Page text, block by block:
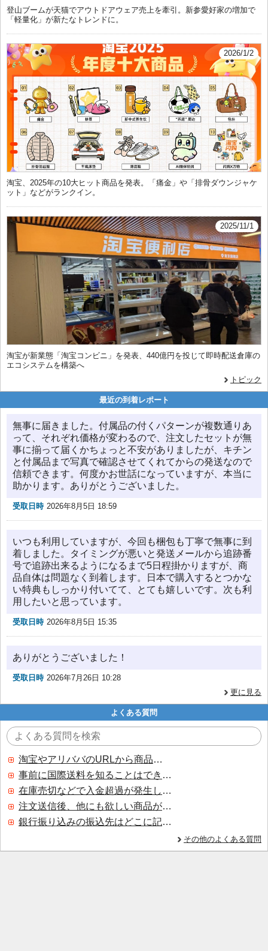
登山ブームが天猫でアウトドアウェア売上を牽引。新参愛好家の増加で
「軽量化」が新たなトレンドに。
2026/1/2
淘宝、2025年の10大ヒット商品を発表。「痛金」や「排骨ダウンジャケ
ット」などがランクイン。
2025/11/1
淘宝が新業態「淘宝コンビニ」を発表、440億円を投じて即時配送倉庫の
エコシステムを構築へ
トピック
最近の到着レポート
無事に届きました。付属品の付くパターンが複数通りあ
って、それぞれ価格が変わるので、注文したセットが無
事に揃って届くかちょっと不安がありましたが、キチン
と付属品まで写真で確認させてくれてからの発送なので
信頼できます。何度かお世話になっていますが、本当に
助かります。ありがとうございました。
受取日時 2026年8月5日 18:59
いつも利用していますが、今回も梱包も丁寧で無事に到
着しました。タイミングが悪いと発送メールから追跡番
号で追跡出来るようになるまで5日程掛かりますが、商
品自体は問題なく到着します。日本で購入するとつかな
い特典もしっかり付いてて、とても嬉しいです。次も利
用したいと思っています。
受取日時 2026年8月5日 15:35
ありがとうございました！
受取日時 2026年7月26日 10:28
更に見る
よくある質問
淘宝やアリババのURLから商品を探すことはできますか？
事前に国際送料を知ることはできますか？
在庫売切などで入金超過が発生した場合はいつ返金されますか？
注文送信後、他にも欲しい商品が見つかった場合、追加注文できますか？
銀行振り込みの振込先はどこに記載されていますか？
その他のよくある質問